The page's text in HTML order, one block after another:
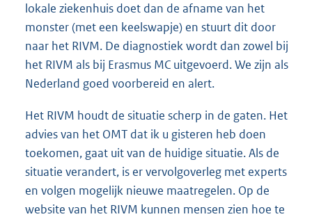
lokale ziekenhuis doet dan de afname van het
monster (met een keelswapje) en stuurt dit door
naar het RIVM. De diagnostiek wordt dan zowel bij
het RIVM als bij Erasmus MC uitgevoerd. We zijn als
Nederland goed voorbereid en alert.
Het RIVM houdt de situatie scherp in de gaten. Het
advies van het OMT dat ik u gisteren heb doen
toekomen, gaat uit van de huidige situatie. Als de
situatie verandert, is er vervolgoverleg met experts
en volgen mogelijk nieuwe maatregelen. Op de
website van het RIVM kunnen mensen zien hoe te